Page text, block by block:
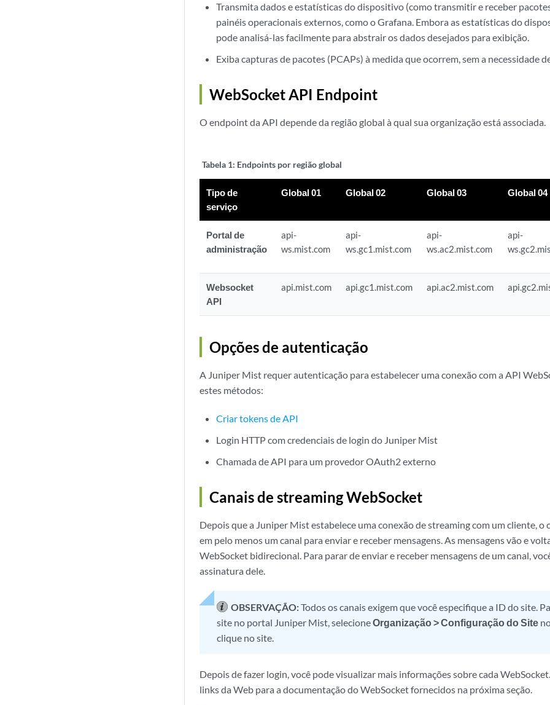
Transmita dados e estatísticas do dispositivo (como transmitir e receber
painéis operacionais externos, como o Grafana. Embora as estatísticas do
pode analisá-las facilmente para abstrair os dados desejados para exibição.
Exiba capturas de pacotes (PCAPs) à medida que ocorrem, sem a necessidade
WebSocket API Endpoint
O endpoint da API depende da região global à qual sua organização está associada.
Tabela 1: Endpoints por região global
Tipo de
serviço
Global 01 Global 02 Global 03 Global 04
Portal de
administração
api-
ws.mist.com
api-
ws.gc1.mist.com
api-
ws.ac2.mist.com
api-
Websocket
API
api.mist.com api.gc1.mist.com api.ac2.mist.com
Opções de autenticação
A Juniper Mist requer autenticação para estabelecer uma conexão com a API
estes métodos:
Criar tokens de API
Login HTTP com credenciais de login do Juniper Mist
Chamada de API para um provedor OAuth2 externo
Canais de streaming WebSocket
Depois que a Juniper Mist estabelece uma conexão de streaming com um cliente, o
em pelo menos um canal para enviar e receber mensagens. As mensagens vão e
WebSocket bidirecional. Para parar de enviar e receber mensagens de um canal,
assinatura dele.
OBSERVAÇÃO:Todos os canais exigem que você especifique a ID do site.
site no portal Juniper Mist, selecioneOrganização > Configuração do Site
clique no site.
Depois de fazer login, você pode visualizar mais informações sobre cada
links da Web para a documentação do WebSocket fornecidos na próxima seção.